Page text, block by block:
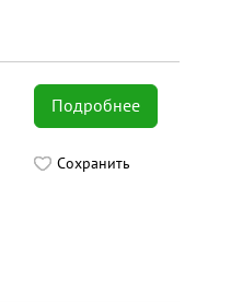
Подробнее
Сохранить